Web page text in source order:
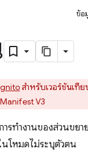
ข้อ
สำหรับเวอร์ชันเทีย
V3
รทำงานของส่วนขย
โหมดไม่ระบุตัวตน